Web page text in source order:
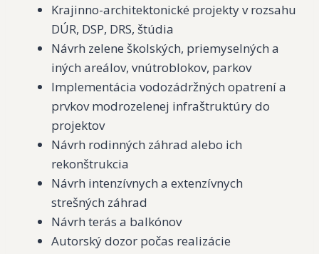
Krajinno-architektonické projekty v rozsahu
DÚR, DSP, DRS, štúdia
Návrh zelene školských, priemyselných a
iných areálov, vnútroblokov, parkov
Implementácia vodozádržných opatrení a
prvkov modrozelenej infraštruktúry do
projektov
Návrh rodinných záhrad alebo ich
rekonštrukcia
Návrh intenzívnych a extenzívnych
strešných záhrad
Návrh terás a balkónov
Autorský dozor počas realizácie